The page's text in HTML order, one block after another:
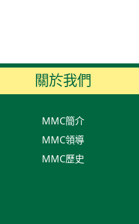
關於我們
MMC簡介
MMC領導
MMC歷史